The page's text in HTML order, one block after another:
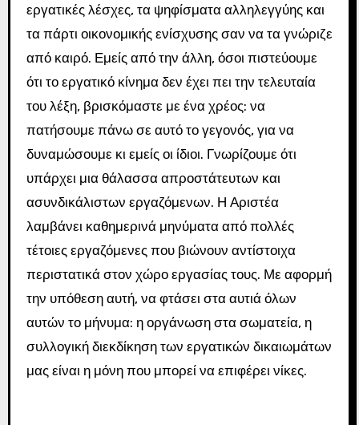
εργατικές λέσχες, τα ψηφίσματα αλληλεγγύης και
τα πάρτι οικονομικής ενίσχυσης σαν να τα γνώριζε
από καιρό. Εμείς από την άλλη, όσοι πιστεύουμε
ότι το εργατικό κίνημα δεν έχει πει την τελευταία
του λέξη, βρισκόμαστε με ένα χρέος: να
πατήσουμε πάνω σε αυτό το γεγονός, για να
δυναμώσουμε κι εμείς οι ίδιοι. Γνωρίζουμε ότι
υπάρχει μια θάλασσα απροστάτευτων και
ασυνδικάλιστων εργαζόμενων. Η Αριστέα
λαμβάνει καθημερινά μηνύματα από πολλές
τέτοιες εργαζόμενες που βιώνουν αντίστοιχα
περιστατικά στον χώρο εργασίας τους. Με αφορμή
την υπόθεση αυτή, να φτάσει στα αυτιά όλων
αυτών το μήνυμα: η οργάνωση στα σωματεία, η
συλλογική διεκδίκηση των εργατικών δικαιωμάτων
μας είναι η μόνη που μπορεί να επιφέρει νίκες.